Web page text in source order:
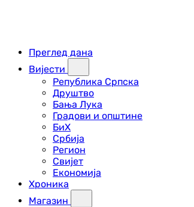
Преглед дана
Вијести
Република Српска
Друштво
Бања Лука
Градови и општине
БиХ
Србија
Регион
Свијет
Економија
Хроника
Магазин